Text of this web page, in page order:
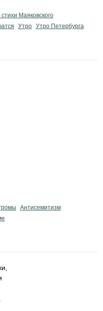
стихи Маяковского
Утро Утро Петербурга
Антисемитизм